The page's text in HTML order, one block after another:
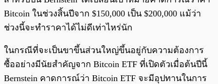
Bitcoin ในช่วงสิ้นปีจาก $150,000 เป็น $200,000 แม้ว่า
ช่วงนี้จะทำราคาได้ไม่ดีเท่าไหร่นัก
ในกรณีที่จะเป็นขาขึ้นส่วนใหญ่ขึ้นอยู่กับความต้องการ
ซื้ออย่างมีนัยสำคัญจาก Bitcoin ETF ที่เปิดตัวเมื่อต้นปีนี้
Bernstein คาดการณ์ว่า Bitcoin ETF จะมีอุปทานในการ